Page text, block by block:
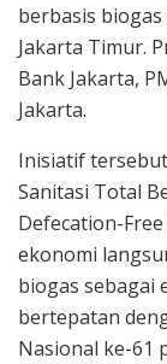
berbasis biogas
Jakarta Timur.
Bank Jakarta,
Jakarta.
Inisiatif
Sanitasi Total
Defecation-
ekonomi
biogas sebagai
bertepatan
Nasional ke-61